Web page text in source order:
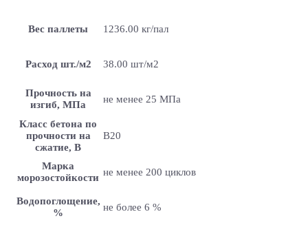
Вес паллеты 1236.00 кг/пал
Расход шт./м2 38.00 шт/м2
Прочность на
изгиб, МПа
не менее 25 МПа
Класс бетона по
прочности на
сжатие, В
B20
Марка
морозостойкости не менее 200 циклов
Водопоглощение,
%
не более 6 %